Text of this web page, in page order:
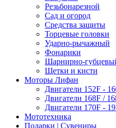
Резьбонарезной
Сад и огород
Средства защиты
Торцевые головки
Ударно-рычажный
Фонарики
Шарнирно-
Щетки и кисти
Моторы Лифан
Двигатели 152F -
Двигатели 168F /
Двигатели 170F -
Мототехника
Подарки | Сувениры